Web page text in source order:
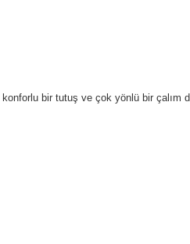
bir tutuş ve çok yönlü bir çalım